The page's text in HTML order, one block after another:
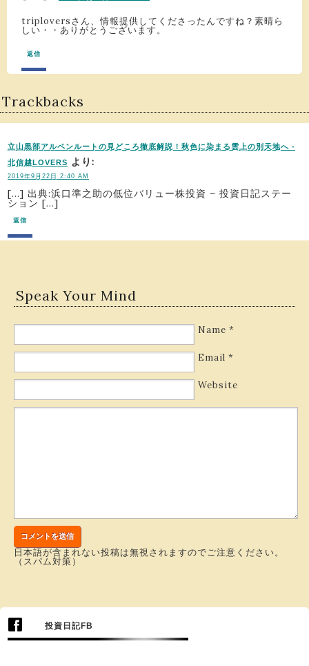
triploversさん、情報提供してくださったんですね？素晴ら
しい・・ありがとうございます。
返信
Trackbacks
立山黒部アルペンルートの見どころ徹底解説！秋色に染まる雲上の別天地へ -
北信越LOVERS
より:
2019年9月22日 2:40 AM
[…] 出典:浜口準之助の低位バリュー株投資 – 投資日記ステー
ション […]
返信
Speak Your Mind
Name *
Email *
Website
日本語が含まれない投稿は無視されますのでご注意ください。
（スパム対策）
投資日記FB